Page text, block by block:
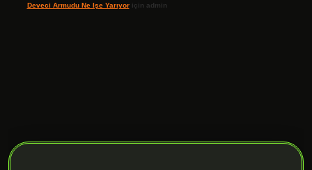
Deveci Armudu Ne Işe Yarıyoriçin admin